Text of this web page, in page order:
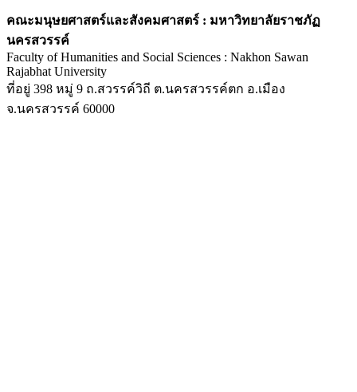
คณะมนุษยศาสตร์และสังคมศาสตร์ : มหาวิทยาลัยราชภัฏ
นครสวรรค์
Faculty of Humanities and Social Sciences : Nakhon Sawan
Rajabhat University
ที่อยู่ 398 หมู่ 9 ถ.สวรรค์วิถี ต.นครสวรรค์ตก อ.เมือง
จ.นครสวรรค์ 60000